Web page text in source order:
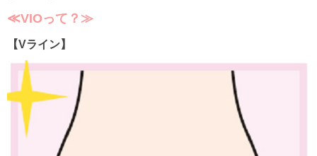
≪VIOって？≫
【Vライン】